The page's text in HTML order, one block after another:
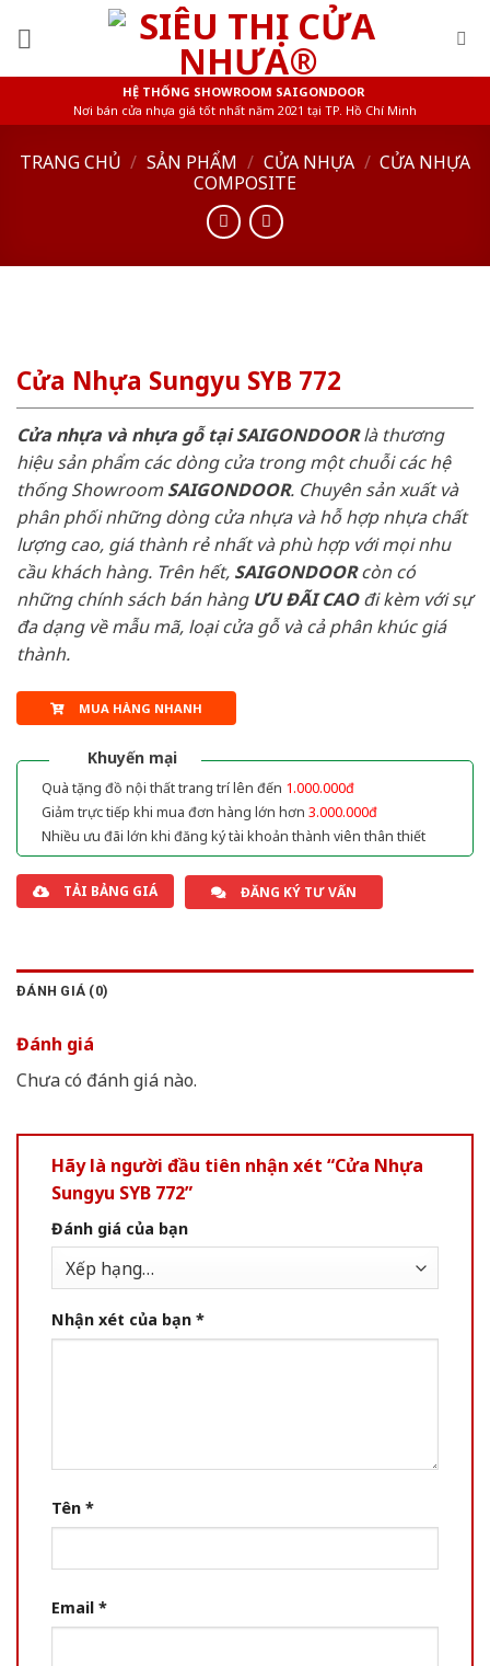
HỆ THỐNG SHOWROOM SAIGONDOOR
Nơi bán cửa nhựa giá tốt nhất năm 2021 tại TP. Hồ Chí Minh
TRANG CHỦ / SẢN PHẨM / CỬA NHỰA / CỬA NHỰA
COMPOSITE
Cửa Nhựa Sungyu SYB 772
Cửa nhựa và nhựa gỗ tại SAIGONDOORlà thương
hiệu sản phẩm các dòng cửa trong một chuỗi các hệ
thống ShowroomSAIGONDOOR. Chuyên sản xuất và
phân phối những dòng cửa nhựa và hỗ hợp nhựa chất
lượng cao, giá thành rẻ nhất và phù hợp với mọi nhu
cầu khách hàng. Trên hết, SAIGONDOORcòn có
những chính sách bán hàng ƯU ĐÃI CAOđi kèm với sự
đa dạng về mẫu mã, loại cửa gỗ và cả phân khúc giá
thành.
MUA HÀNG NHANH
Khuyến mại
Quà tặng đồ nội thất trang trí lên đến 1.000.000đ
Giảm trực tiếp khi mua đơn hàng lớn hơn 3.000.000đ
Nhiều ưu đãi lớn khi đăng ký tài khoản thành viên thân thiết
TẢI BẢNG GIÁ ĐĂNG KÝ TƯ VẤN
ĐÁNH GIÁ (0)
Đánh giá
Chưa có đánh giá nào.
Hãy là người đầu tiên nhận xét “Cửa Nhựa
Sungyu SYB 772”
Đánh giá của bạn
Nhận xét của bạn *
Tên *
Email *